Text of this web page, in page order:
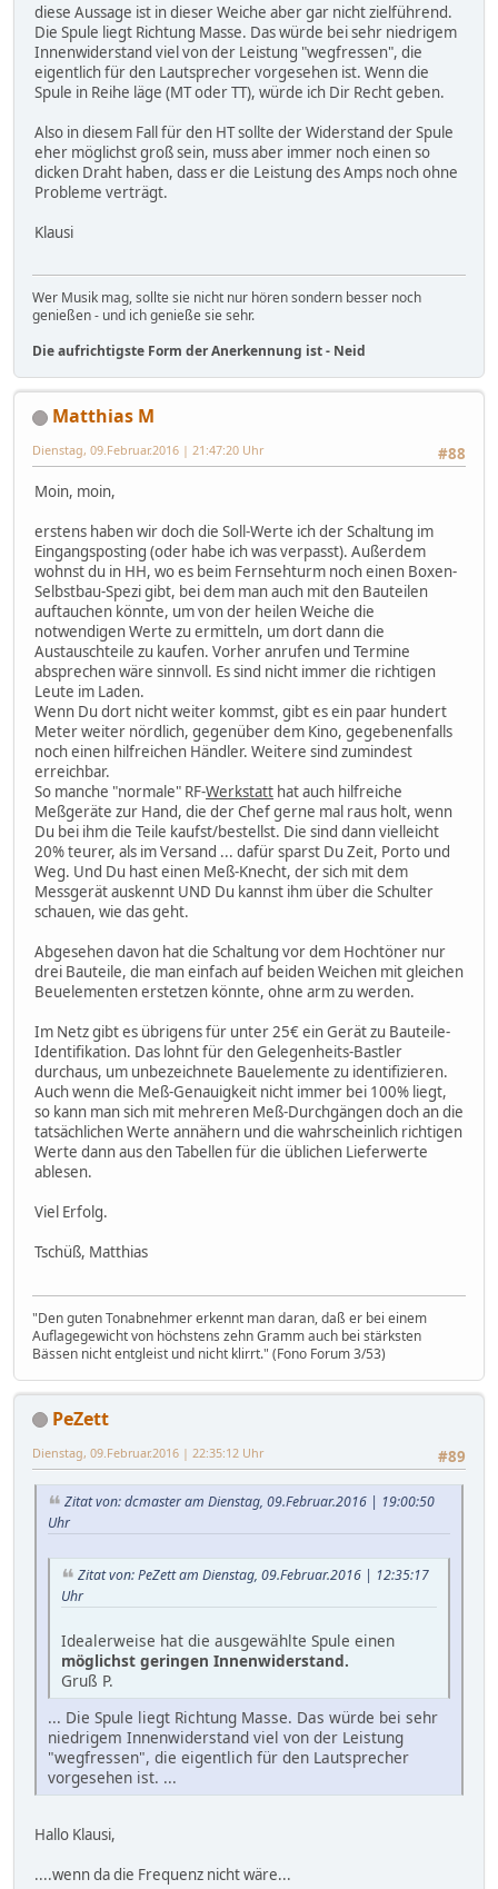
diese Aussage ist in dieser Weiche aber gar nicht zielführend.
Die Spule liegt Richtung Masse. Das würde bei sehr niedrigem
Innenwiderstand viel von der Leistung "wegfressen", die
eigentlich für den Lautsprecher vorgesehen ist. Wenn die
Spule in Reihe läge (MT oder TT), würde ich Dir Recht geben.
Also in diesem Fall für den HT sollte der Widerstand der Spule
eher möglichst groß sein, muss aber immer noch einen so
dicken Draht haben, dass er die Leistung des Amps noch ohne
Probleme verträgt.
Klausi
Wer Musik mag, sollte sie nicht nur hören sondern besser noch
genießen - und ich genieße sie sehr.
Die aufrichtigste Form der Anerkennung ist - Neid
Matthias M
#88
Dienstag, 09.Februar.2016 | 21:47:20 Uhr
Moin, moin,
erstens haben wir doch die Soll-Werte ich der Schaltung im
Eingangsposting (oder habe ich was verpasst). Außerdem
wohnst du in HH, wo es beim Fernsehturm noch einen Boxen-
Selbstbau-Spezi gibt, bei dem man auch mit den Bauteilen
auftauchen könnte, um von der heilen Weiche die
notwendigen Werte zu ermitteln, um dort dann die
Austauschteile zu kaufen. Vorher anrufen und Termine
absprechen wäre sinnvoll. Es sind nicht immer die richtigen
Leute im Laden.
Wenn Du dort nicht weiter kommst, gibt es ein paar hundert
Meter weiter nördlich, gegenüber dem Kino, gegebenenfalls
noch einen hilfreichen Händler. Weitere sind zumindest
erreichbar.
So manche "normale" RF-Werkstatt hat auch hilfreiche
Meßgeräte zur Hand, die der Chef gerne mal raus holt, wenn
Du bei ihm die Teile kaufst/bestellst. Die sind dann vielleicht
20% teurer, als im Versand ... dafür sparst Du Zeit, Porto und
Weg. Und Du hast einen Meß-Knecht, der sich mit dem
Messgerät auskennt UND Du kannst ihm über die Schulter
schauen, wie das geht.
Abgesehen davon hat die Schaltung vor dem Hochtöner nur
drei Bauteile, die man einfach auf beiden Weichen mit gleichen
Beuelementen erstetzen könnte, ohne arm zu werden.
Im Netz gibt es übrigens für unter 25€ ein Gerät zu Bauteile-
Identifikation. Das lohnt für den Gelegenheits-Bastler
durchaus, um unbezeichnete Bauelemente zu identifizieren.
Auch wenn die Meß-Genauigkeit nicht immer bei 100% liegt,
so kann man sich mit mehreren Meß-Durchgängen doch an die
tatsächlichen Werte annähern und die wahrscheinlich richtigen
Werte dann aus den Tabellen für die üblichen Lieferwerte
ablesen.
Viel Erfolg.
Tschüß, Matthias
"Den guten Tonabnehmer erkennt man daran, daß er bei einem
Auflagegewicht von höchstens zehn Gramm auch bei stärksten
Bässen nicht entgleist und nicht klirrt." (Fono Forum 3/53)
PeZett
#89
Dienstag, 09.Februar.2016 | 22:35:12 Uhr
Zitat von: dcmaster am Dienstag, 09.Februar.2016 | 19:00:50
Uhr
Zitat von: PeZett am Dienstag, 09.Februar.2016 | 12:35:17
Uhr
Idealerweise hat die ausgewählte Spule einen
möglichst geringen Innenwiderstand.
Gruß P.
... Die Spule liegt Richtung Masse. Das würde bei sehr
niedrigem Innenwiderstand viel von der Leistung
"wegfressen", die eigentlich für den Lautsprecher
vorgesehen ist. ...
Hallo Klausi,
....wenn da die Frequenz nicht wäre...